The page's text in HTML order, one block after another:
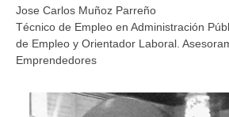
Jose Carlos Muñoz Parreño
Técnico de Empleo en Administración
de Empleo y Orientador Laboral.
Emprendedores